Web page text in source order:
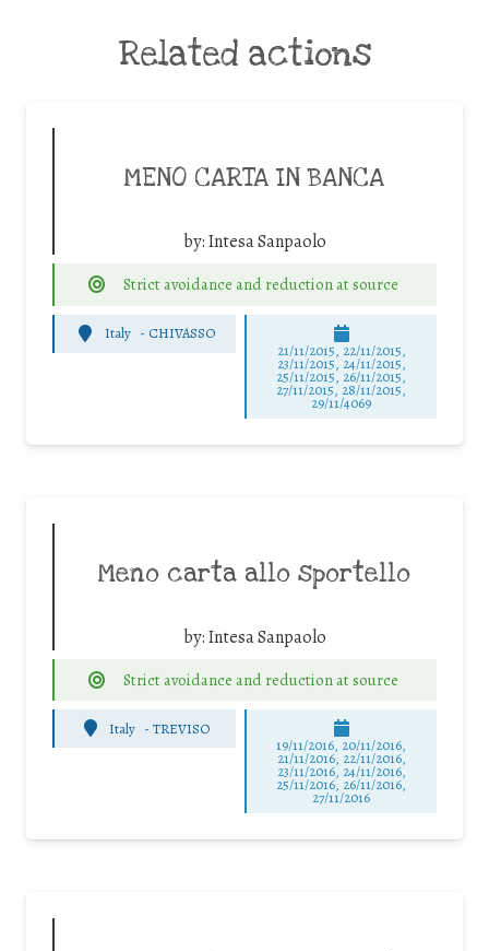
Related actions
MENO CARTA IN BANCA
by:Intesa Sanpaolo
Strict avoidance and reduction at source
Italy - CHIVASSO
21/11/2015, 22/11/2015,
23/11/2015, 24/11/2015,
25/11/2015, 26/11/2015,
27/11/2015, 28/11/2015,
29/11/4069
Meno carta allo sportello
by:Intesa Sanpaolo
Strict avoidance and reduction at source
Italy -TREVISO
19/11/2016, 20/11/2016,
21/11/2016, 22/11/2016,
23/11/2016, 24/11/2016,
25/11/2016, 26/11/2016,
27/11/2016